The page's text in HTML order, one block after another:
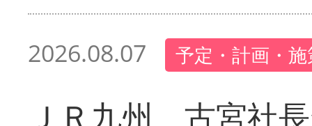
2026.08.07 予定・計画・
ＪＲ九州 古宮社